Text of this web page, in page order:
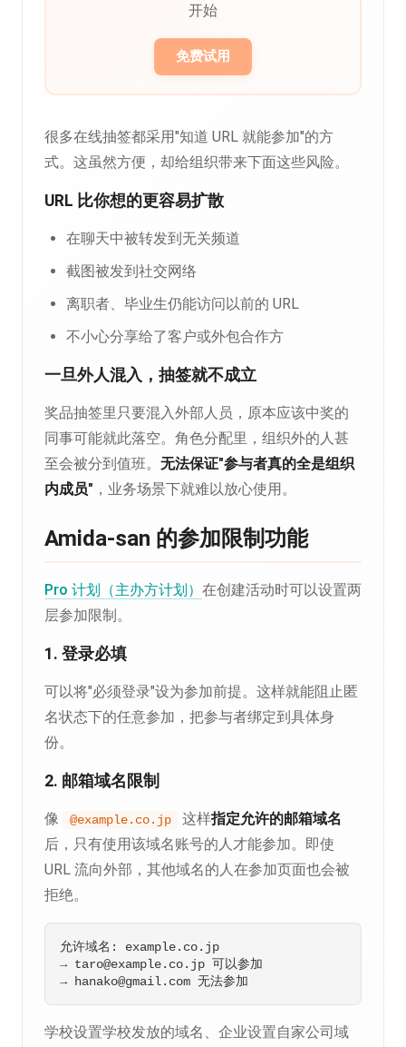
开始
免费试用
很多在线抽签都采用"知道 URL 就能参加"的方
式。这虽然方便，却给组织带来下面这些风险。
URL 比你想的更容易扩散
在聊天中被转发到无关频道
截图被发到社交网络
离职者、毕业生仍能访问以前的 URL
不小心分享给了客户或外包合作方
一旦外人混入，抽签就不成立
奖品抽签里只要混入外部人员，原本应该中奖的
同事可能就此落空。角色分配里，组织外的人甚
至会被分到值班。 无法保证"参与者真的全是组织
内成员" ，业务场景下就难以放心使用。
Amida-san 的参加限制功能
Pro 计划（主办方计划） 在创建活动时可以设置两
层参加限制。
1. 登录必填
可以将"必须登录"设为参加前提。这样就能阻止匿
名状态下的任意参加，把参与者绑定到具体身
份。
2. 邮箱域名限制
像 @example.co.jp 这样指定允许的邮箱域名
后，只有使用该域名账号的人才能参加。即使
URL 流向外部，其他域名的人在参加页面也会被
拒绝。
允许域名: example.co.jp
→ taro@example.co.jp 可以参加
→ hanako@gmail.com
学校设置学校发放的域名、企业设置自家公司域